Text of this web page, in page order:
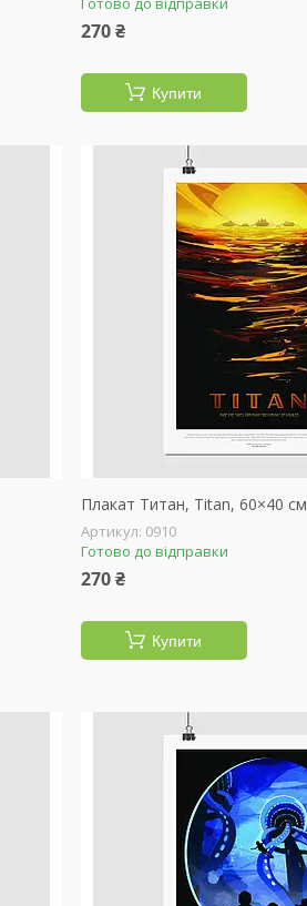
270 ₴
Купити
Плакат Титан, Titan, 60×40 см
0910
Готово до відправки
270 ₴
Купити